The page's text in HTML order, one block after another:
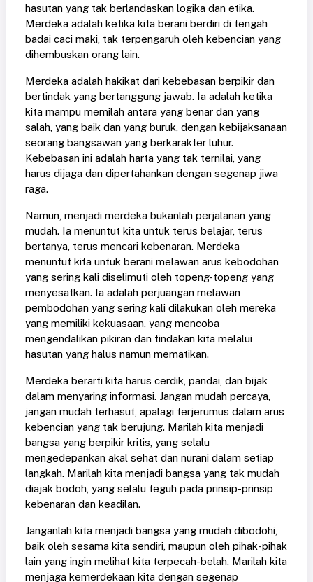
hasutan yang tak berlandaskan logika dan etika.
Merdeka adalah ketika kita berani berdiri di tengah
badai caci maki, tak terpengaruh oleh kebencian yang
dihembuskan orang lain.
Merdeka adalah hakikat dari kebebasan berpikir dan
bertindak yang bertanggung jawab. Ia adalah ketika
kita mampu memilah antara yang benar dan yang
salah, yang baik dan yang buruk, dengan kebijaksanaan
seorang bangsawan yang berkarakter luhur.
Kebebasan ini adalah harta yang tak ternilai, yang
harus dijaga dan dipertahankan dengan segenap jiwa
raga.
Namun, menjadi merdeka bukanlah perjalanan yang
mudah. Ia menuntut kita untuk terus belajar, terus
bertanya, terus mencari kebenaran. Merdeka
menuntut kita untuk berani melawan arus kebodohan
yang sering kali diselimuti oleh topeng-topeng yang
menyesatkan. Ia adalah perjuangan melawan
pembodohan yang sering kali dilakukan oleh mereka
yang memiliki kekuasaan, yang mencoba
mengendalikan pikiran dan tindakan kita melalui
hasutan yang halus namun mematikan.
Merdeka berarti kita harus cerdik, pandai, dan bijak
dalam menyaring informasi. Jangan mudah percaya,
jangan mudah terhasut, apalagi terjerumus dalam arus
kebencian yang tak berujung. Marilah kita menjadi
bangsa yang berpikir kritis, yang selalu
mengedepankan akal sehat dan nurani dalam setiap
langkah. Marilah kita menjadi bangsa yang tak mudah
diajak bodoh, yang selalu teguh pada prinsip-prinsip
kebenaran dan keadilan.
Janganlah kita menjadi bangsa yang mudah dibodohi,
baik oleh sesama kita sendiri, maupun oleh pihak-pihak
lain yang ingin melihat kita terpecah-belah. Marilah kita
menjaga kemerdekaan kita dengan segenap